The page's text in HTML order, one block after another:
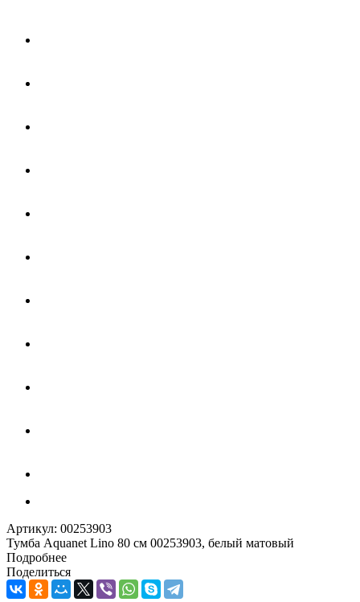
Артикул: 00253903
Тумба Aquanet Lino 80 см 00253903, белый матовый
Подробнее
Поделиться